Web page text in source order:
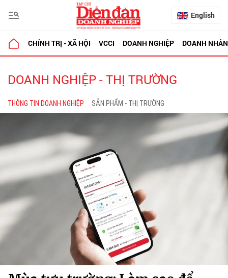
English
CHÍNH TRỊ - XÃ HỘI VCCI DOANH NGHIỆP DOANH NHÂN
DOANH NGHIỆP - THỊ TRƯỜNG
THÔNG TIN DOANH NGHIỆP SẢN PHẨM - THỊ TRƯỜNG